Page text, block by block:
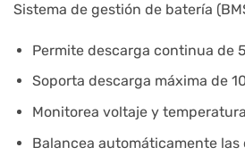
Sistema de gestión de batería
Permite descarga continua de
Soporta descarga máxima de
Monitorea voltaje y temperatura
Balancea automáticamente las